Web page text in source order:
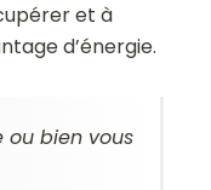
et à
d’énergie.
ou bien vous